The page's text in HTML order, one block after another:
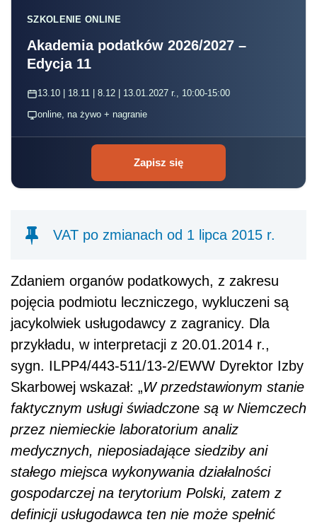
SZKOLENIE ONLINE
Akademia podatków 2026/2027 –
Edycja 11
13.10 | 18.11 | 8.12 | 13.01.2027 r., 10:00-15:00
online, na żywo + nagranie
Zapisz się
VAT po zmianach od 1 lipca 2015 r.
Zdaniem organów podatkowych, z zakresu
pojęcia podmiotu leczniczego, wykluczeni są
jacykolwiek usługodawcy z zagranicy. Dla
przykładu, w interpretacji z 20.01.2014 r.,
sygn. ILPP4/443-511/13-2/EWW Dyrektor Izby
Skarbowej wskazał: „W przedstawionym stanie
faktycznym usługi świadczone są w Niemczech
przez niemieckie laboratorium analiz
medycznych, nieposiadające siedziby ani
stałego miejsca wykonywania działalności
gospodarczej na terytorium Polski, zatem z
definicji usługodawca ten nie może spełnić